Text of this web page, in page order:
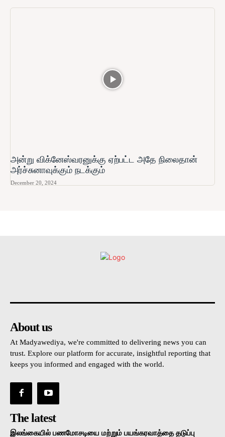
அன்று விக்னேஸ்வரனுக்கு ஏற்பட்ட அதே நிலைதான்
அர்ச்சுனாவுக்கும் நடக்கும்
December 20, 2024
About us
At Madyawediya, we're committed to delivering news you can
trust. Explore our platform for accurate, insightful reporting that
keeps you informed and engaged with the world.
The latest
இலங்கையில் பணமோசடியை மற்றும் பயங்கரவாத்தை தடுப்பு